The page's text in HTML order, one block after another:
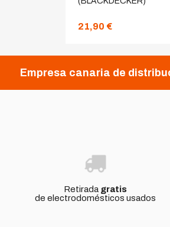
21,90 €
Empresa canaria de
Retirada gratis
de electrodomésticos usados